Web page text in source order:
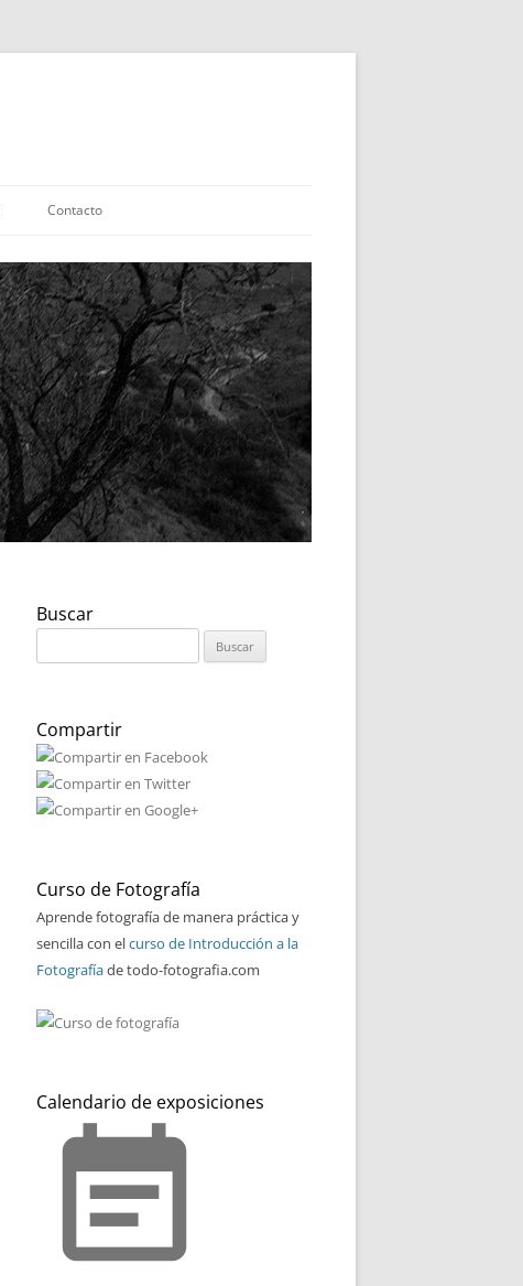
Contacto
Buscar
Compartir
Curso de Fotografía
Aprende fotografía de manera práctica y
sencilla con elcurso de Introducción a la
Fotografíade todo-fotografia.com
Calendario de exposiciones
event_note